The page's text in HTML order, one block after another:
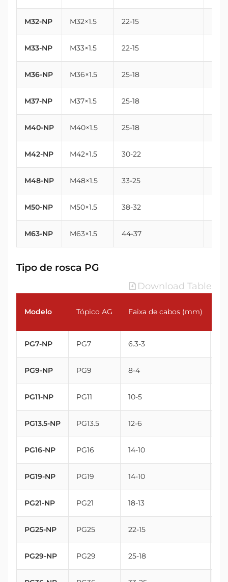
M32-NP M32×1.5 22-15
M33-NP M33×1.5 22-15
M36-NP M36×1.5 25-18
M37-NP M37×1.5 25-18
M40-NP M40×1.5 25-18
M42-NP M42×1.5 30-22
M48-NP M48×1.5 33-25
M50-NP M50×1.5 38-32
M63-NP M63×1.5 44-37
Tipo de rosca PG
Download Table
Modelo Tópico AG Faixa de cabos (mm)
PG7-NP PG7 6.3-3
PG9-NP PG9 8-4
PG11-NP PG11 10-5
PG13.5-NP PG13.5 12-6
PG16-NP PG16 14-10
PG19-NP PG19 14-10
PG21-NP PG21 18-13
PG25-NP PG25 22-15
PG29-NP PG29 25-18